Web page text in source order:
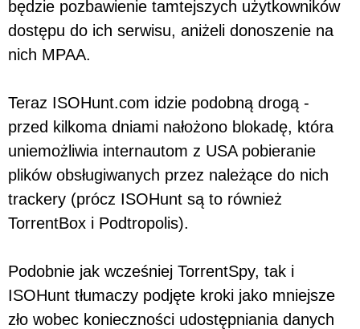
będzie pozbawienie tamtejszych użytkowników
dostępu do ich serwisu, aniżeli donoszenie na
nich MPAA.
Teraz ISOHunt.com idzie podobną drogą -
przed kilkoma dniami nałożono blokadę, która
uniemożliwia internautom z USA pobieranie
plików obsługiwanych przez należące do nich
trackery (prócz ISOHunt są to również
TorrentBox i Podtropolis).
Podobnie jak wcześniej TorrentSpy, tak i
ISOHunt tłumaczy podjęte kroki jako mniejsze
zło wobec konieczności udostępniania danych